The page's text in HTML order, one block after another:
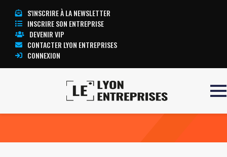
S'INSCRIRE À LA NEWSLETTER
INSCRIRE SON ENTREPRISE
DEVENIR VIP
CONTACTER LYON ENTREPRISES
CONNEXION